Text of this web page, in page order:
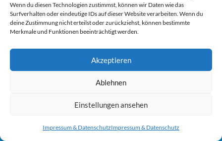
Wenn du diesen Technologien zustimmst, können wir Daten wie das
Surfverhalten oder eindeutige IDs auf dieser Website verarbeiten. Wenn du
deine Zustimmung nicht erteilst oder zurückziehst, können bestimmte
Merkmale und Funktionen beeinträchtigt werden.
Akzeptieren
Ablehnen
Einstellungen ansehen
Impressum & DatenschutzImpressum & Datenschutz
11. MÄRZ 2021 AT 3:26
JANNI
Sie können die Erfassung Ihrer Daten durch Google Analytics
verhindern, indem Sie auf folgenden Link klicken. Es wird ein
Opt-Out-Cookie gesetzt, der die Erfassung Ihrer Daten bei
Analytics deaktivieren:Hier klicken um dich auszutragen.